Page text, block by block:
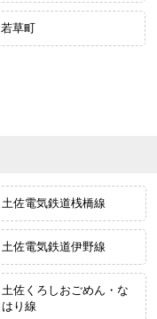
若草町
土佐電気鉄道桟橋線
土佐電気鉄道伊野線
土佐くろしおごめん・な
はり線